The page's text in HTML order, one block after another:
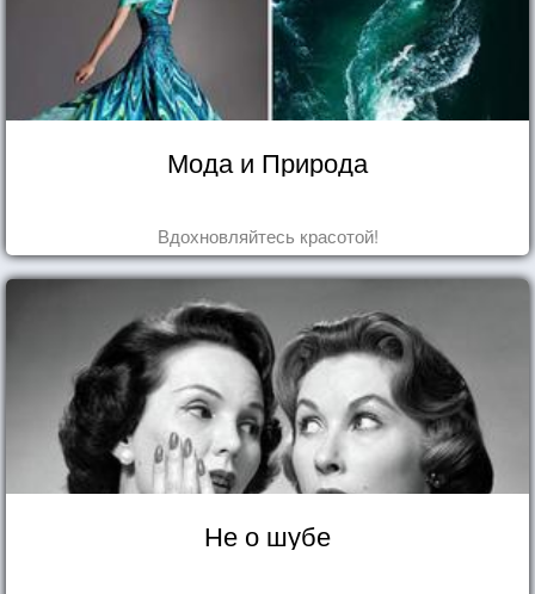
Мода и Природа
Вдохновляйтесь красотой!
Не о шубе